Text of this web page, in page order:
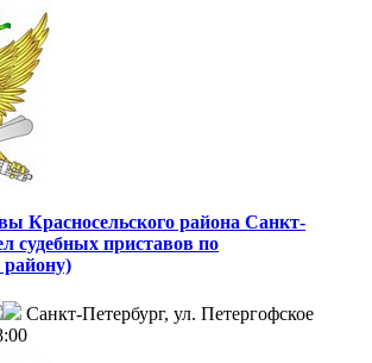
Красносельского района Санкт-
судебных приставов по
району)
Санкт-Петербург, ул. Петергофское